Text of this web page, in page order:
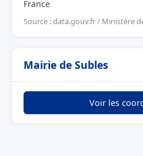
France
Source : data.gouv.fr / Ministère
Mairie de Subles
Voir les